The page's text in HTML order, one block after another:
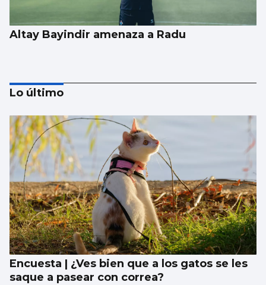
Altay Bayindir amenaza a Radu
PRETEMPORADA CELESTE
Examen final a la altura
Lo último
Encuesta | ¿Ves bien que a los gatos se les
saque a pasear con correa?